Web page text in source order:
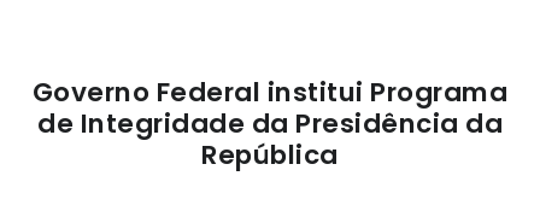
Governo Federal institui Programa
de Integridade da Presidência da
República